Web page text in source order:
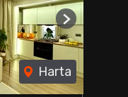
Harta
Next